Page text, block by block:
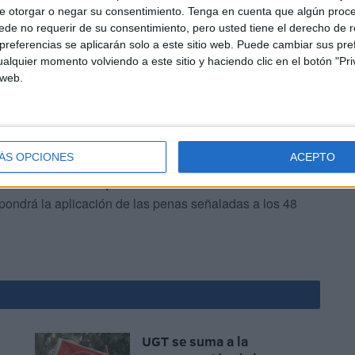
otorgar o negar su consentimiento. Tenga en cuenta que algún
no requerir de su consentimiento, pero usted tiene el derecho de
se aplicarán solo a este sitio web. Puede cambiar sus
momento volviendo a este sitio y haciendo clic en el botón
OPCIONES ACEPTO
aplicadas abarcandesde sanciones brevespor
hasta condenas más largas por hechos calificados
dedesorden públicovinculados a las
la aplicación de las penas señaladas a los 48
UGT se suma a la